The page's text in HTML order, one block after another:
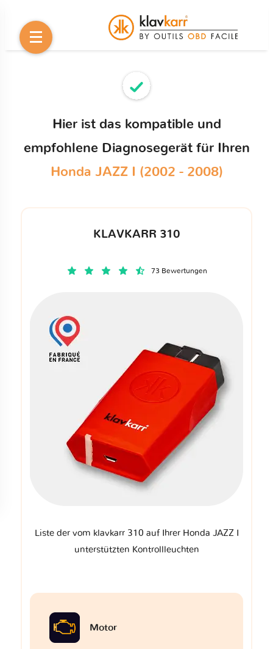
Hier ist das kompatible und
empfohlene Diagnosegerät für Ihren
Honda JAZZ I (2002 - 2008)
KLAVKARR 310
73 Bewertungen
Liste der vom klavkarr 310 auf Ihrer Honda JAZZ I
unterstützten Kontrollleuchten
Motor